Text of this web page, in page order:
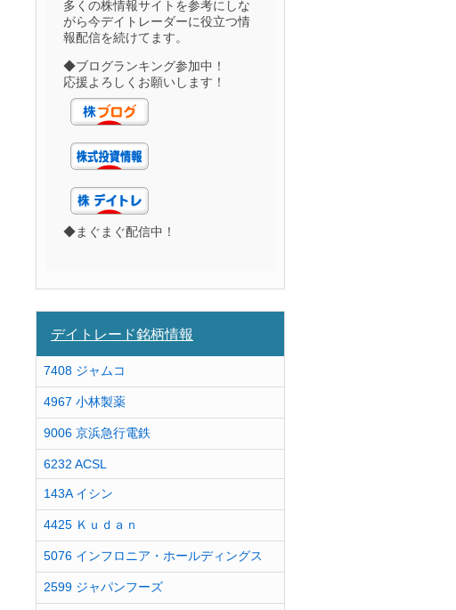
多くの株情報サイトを参考にしな
がら今デイトレーダーに役立つ情
報配信を続けてます。
◆ブログランキング参加中！
応援よろしくお願いします！
◆まぐまぐ配信中！
デイトレード銘柄情報
7408 ジャムコ
4967 小林製薬
9006 京浜急行電鉄
6232 ACSL
143A イシン
4425 Ｋｕｄａｎ
5076 インフロニア・ホールディングス
2599 ジャパンフーズ